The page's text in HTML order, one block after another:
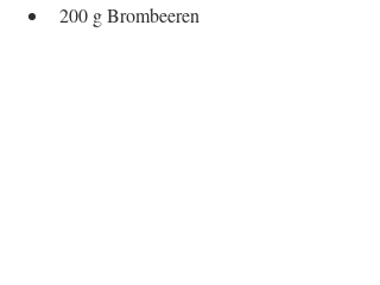
200 g Brombeeren